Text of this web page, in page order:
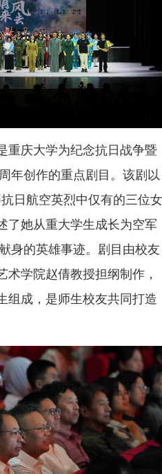
重庆大学为纪念抗日战争暨
年创作的重点剧目。该剧以
日航空英烈中仅有的三位女
了她从重大学生成长为空军
身的英雄事迹。剧目由校友
学院赵倩教授担纲制作，
组成，是师生校友共同打造